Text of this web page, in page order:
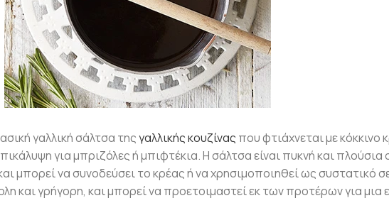
γαλλική σάλτσα τηςγαλλικής κουζίνας που φτιάχνεται με κόκκινο
για μπριζόλες ή μπιφτέκια. Η σάλτσα είναι πυκνή και πλούσια
μπορεί να συνοδεύσει το κρέας ή να χρησιμοποιηθεί ως συστατικό
και γρήγορη, και μπορεί να προετοιμαστεί εκ των προτέρων για μια